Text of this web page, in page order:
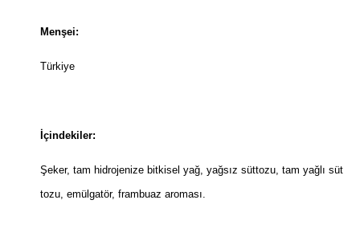
Menşei:
Türkiye
İçindekiler:
Şeker, tam hidrojenize bitkisel yağ, yağsız süttozu, tam yağlı süt
tozu, emülgatör, frambuaz aroması.